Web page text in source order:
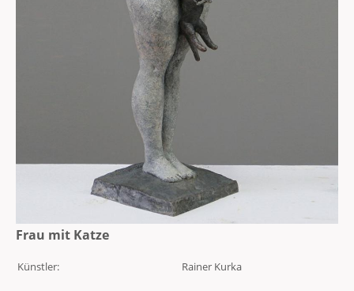
Frau mit Katze
Künstler: Rainer Kurka